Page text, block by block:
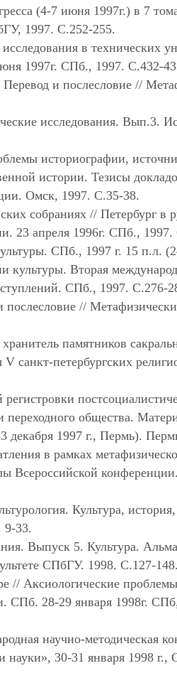
(4-7 июня 1997г.) в 7
1997. С.252-255.
в технических
1997г. СПб., 1997. С.432-
и послесловие //
исследования. Вып.3.
историографии,
истории. Тезисы
Омск, 1997. С.35-38.
собраниях // Петербург в
23 апреля 1996г. СПб.,
СПб., 1997 г. 15 п.л.
культуры. Вторая
СПб., 1997. С.276-
//
памятников
санкт-петербургских
общества.
декабря 1997 г., Пермь).
в рамках
Всероссийской
Культура,
9-33.
Выпуск 5. Культура.
СПбГУ. 1998. С.127-148.
// Аксиологические
СПб. 28-29 января 1998г.
научно-методическая
науки», 30-31 января 1998 г.,